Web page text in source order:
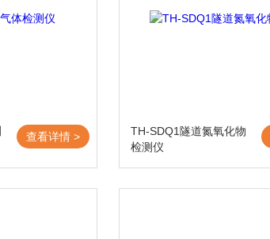
查看详情 >
TH-SDQ1隧道氮氧化物
检测仪